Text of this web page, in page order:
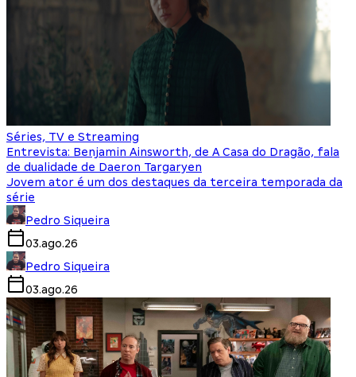
Séries, TV e Streaming
Entrevista: Benjamin Ainsworth, de A Casa do Dragão, fala
de dualidade de Daeron Targaryen
Jovem ator é um dos destaques da terceira temporada da
série
Pedro Siqueira
03.ago.26
Pedro Siqueira
03.ago.26